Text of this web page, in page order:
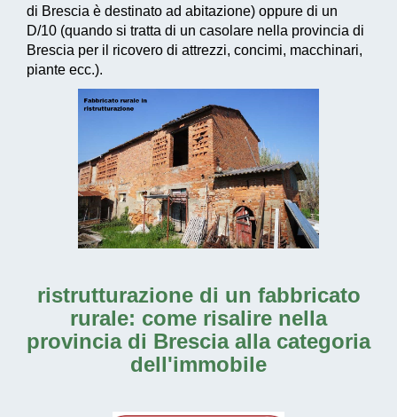
di Brescia è destinato ad abitazione) oppure di un
D/10 (quando si tratta di un casolare nella provincia di
Brescia per il ricovero di attrezzi, concimi, macchinari,
piante ecc.).
ristrutturazione di un fabbricato
rurale: come risalire nella
provincia di Brescia alla categoria
dell'immobile